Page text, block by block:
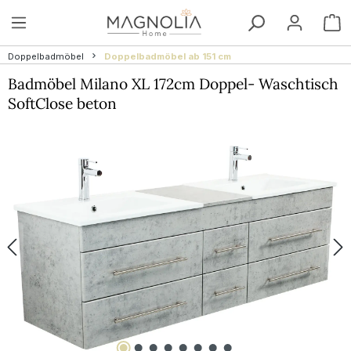
Zum Hauptinhalt springen
Doppelbadmöbel Doppelbadmöbel ab 151 cm
Badmöbel Milano XL 172cm Doppel- Waschtisch
SoftClose beton